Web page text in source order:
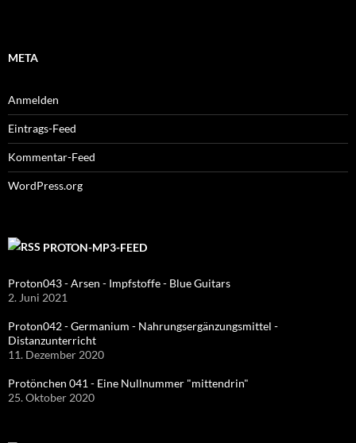
META
Anmelden
Eintrags-Feed
Kommentar-Feed
WordPress.org
PROTON-MP3-FEED
Proton043 - Arsen - Impfstoffe - Blue Guitars
2. Juni 2021
Proton042 - Germanium - Nahrungsergänzungsmittel -
Distanzunterricht
11. Dezember 2020
Protönchen 041 - Eine Nullnummer "mittendrin"
25. Oktober 2020